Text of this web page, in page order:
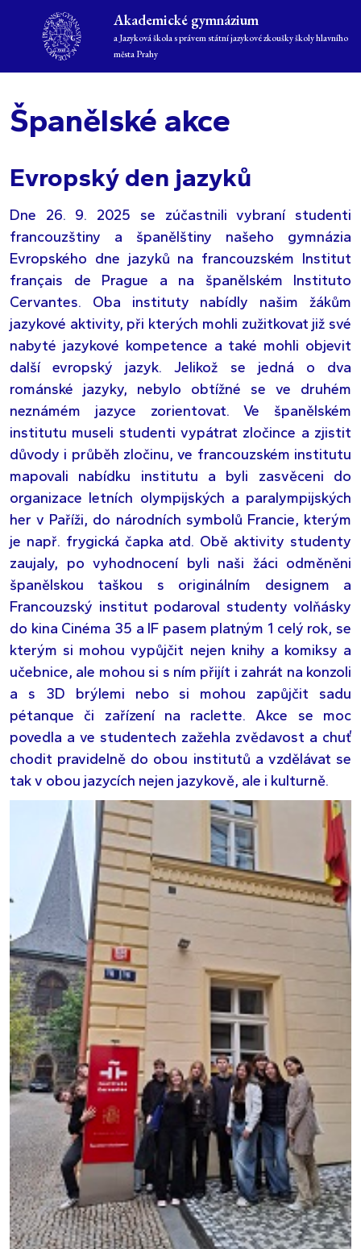
Akademické gymnázium
a Jazyková škola s právem státní jazykové zkoušky školy hlavního
města Prahy
Španělské akce
Evropský den jazyků
Dne 26. 9. 2025 se zúčastnili vybraní studenti
francouzštiny a španělštiny našeho gymnázia
Evropského dne jazyků na francouzském Institut
français de Prague a na španělském Instituto
Cervantes. Oba instituty nabídly našim žákům
jazykové aktivity, při kterých mohli zužitkovat již své
nabyté jazykové kompetence a také mohli objevit
další evropský jazyk. Jelikož se jedná o dva
románské jazyky, nebylo obtížné se ve druhém
neznámém jazyce zorientovat. Ve španělském
institutu museli studenti vypátrat zločince a zjistit
důvody i průběh zločinu, ve francouzském institutu
mapovali nabídku institutu a byli zasvěceni do
organizace letních olympijských a paralympijských
her v Paříži, do národních symbolů Francie, kterým
je např. frygická čapka atd. Obě aktivity studenty
zaujaly, po vyhodnocení byli naši žáci odměněni
španělskou taškou s originálním designem a
Francouzský institut podaroval studenty volňásky
do kina Cinéma 35 a IF pasem platným 1 celý rok, se
kterým si mohou vypůjčit nejen knihy a komiksy a
učebnice, ale mohou si s ním přijít i zahrát na konzoli
a s 3D brýlemi nebo si mohou zapůjčit sadu
pétanque či zařízení na raclette. Akce se moc
povedla a ve studentech zažehla zvědavost a chuť
chodit pravidelně do obou institutů a vzdělávat se
tak v obou jazycích nejen jazykově, ale i kulturně.